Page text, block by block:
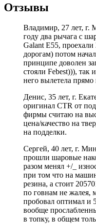
Отзывы
Владимир, 27 лет, г.
году два рычага с
Galant E55,
дорогам) потом
принципе доволен
стояли Febest))), так
него вылетела
Денис, 35 лет, г.
оригинал CTR от
фирмы считаю на
цена/качество на
на подделки.
Сергей, 40 лет, г.
прошли шаровые
разом менял +/_
при том что на
резина, а стоит
по говнам не жалея,
пробовал оптимал и
вообще
в топку, в общем